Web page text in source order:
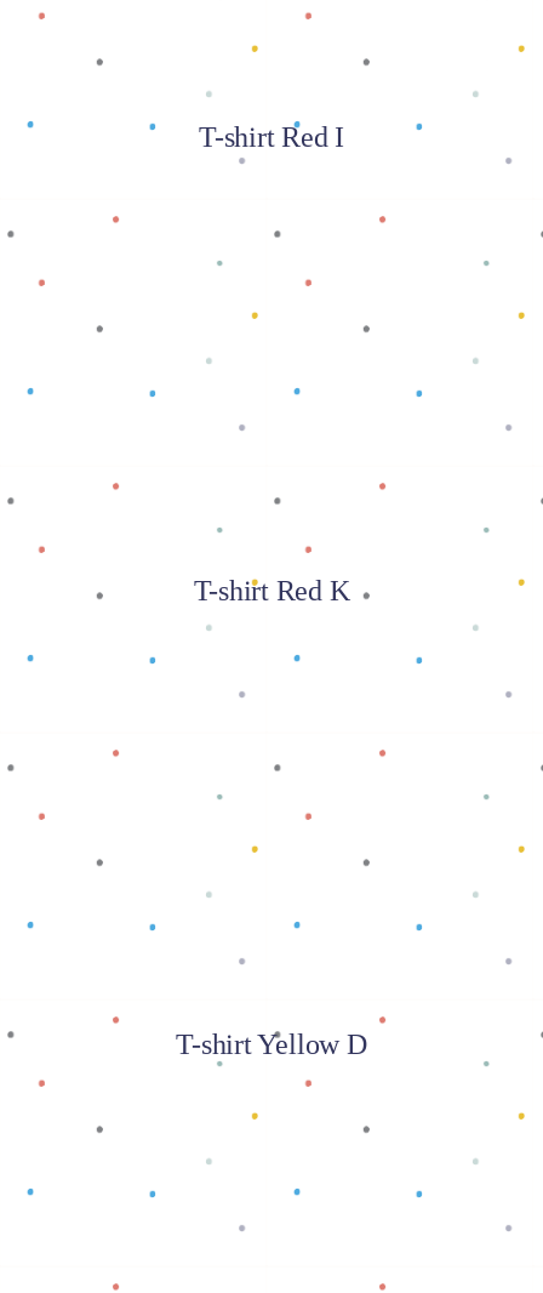
T-shirt Red I
Baca selengkapnya
T-shirt Red K
Baca selengkapnya
T-shirt Yellow D